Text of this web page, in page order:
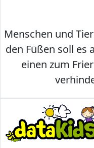
Menschen und
den Füßen soll es
einen zum